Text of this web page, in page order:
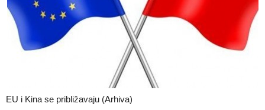
EU i Kina se približavaju (Arhiva)